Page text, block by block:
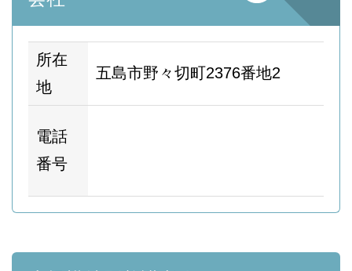
所在
地
五島市野々切町2376番地2
電話
番号